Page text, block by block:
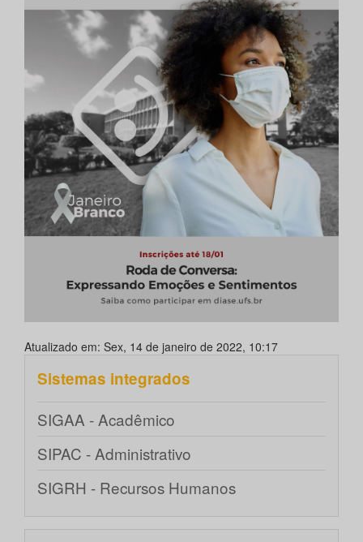
Atualizado em: Sex, 14 de janeiro de 2022, 10:17
Sistemas integrados
SIGAA - Acadêmico
SIPAC - Administrativo
SIGRH - Recursos Humanos